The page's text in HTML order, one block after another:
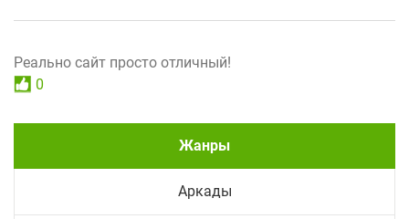
Реально сайт просто отличный!
0
Жанры
Аркады